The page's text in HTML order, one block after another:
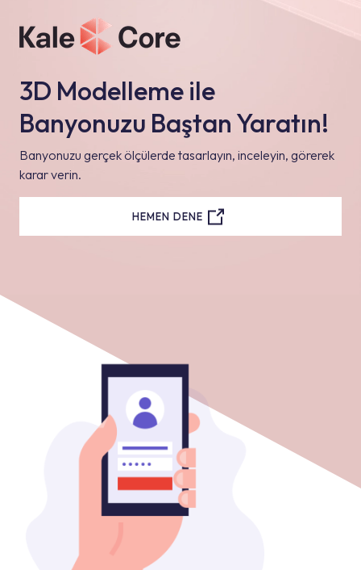
3D Modelleme ile
Banyonuzu Baştan Yaratın!
Banyonuzu gerçek ölçülerde tasarlayın, inceleyin, görerek
karar verin.
HEMEN DENE